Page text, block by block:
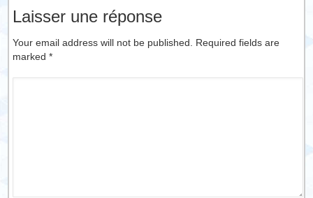
Laisser une réponse
Your email address will not be published. Required fields are
marked*